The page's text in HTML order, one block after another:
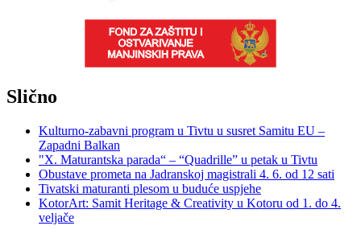
Slično
Kulturno-zabavni program u Tivtu u susret Samitu EU –
Zapadni Balkan
"X. Maturantska parada“ – “Quadrille” u petak u Tivtu
Obustave prometa na Jadranskoj magistrali 4. 6. od 12 sati
Tivatski maturanti plesom u buduće uspjehe
KotorArt: Samit Heritage & Creativity u Kotoru od 1. do 4.
veljače